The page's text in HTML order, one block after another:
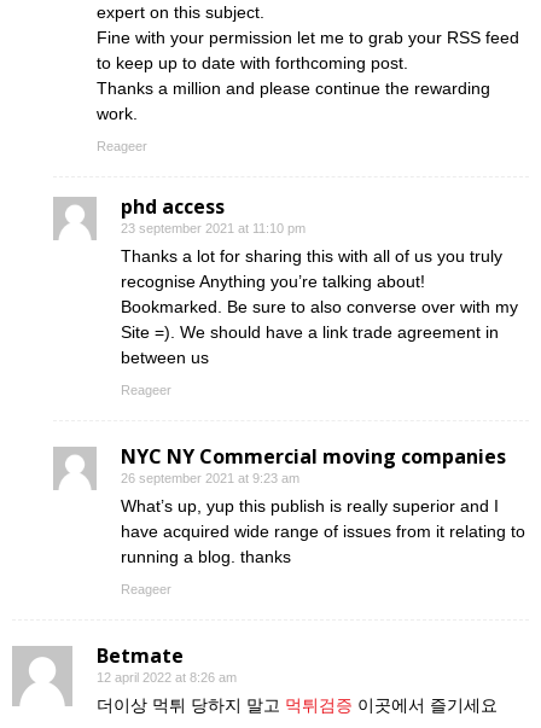
expert on this subject.
Fine with your permission let me to grab your RSS feed
to keep up to date with forthcoming post.
Thanks a million and please continue the rewarding
work.
Reageer
phd access
23 september 2021 at 11:10 pm
Thanks a lot for sharing this with all of us you truly
recognise Anything you’re talking about!
Bookmarked. Be sure to also converse over with my
Site =). We should have a link trade agreement in
between us
Reageer
NYC NY Commercial moving companies
26 september 2021 at 9:23 am
What’s up, yup this publish is really superior and I
have acquired wide range of issues from it relating to
running a blog. thanks
Reageer
Betmate
12 april 2022 at 8:26 am
더이상 먹튀 당하지 말고 먹튀검증 이곳에서 즐기세요